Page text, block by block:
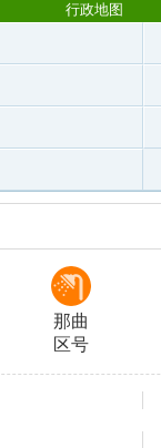
行政地图
那曲
区号